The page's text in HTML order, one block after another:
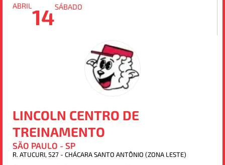
ABRIL 14SÁBADO
LINCOLN CENTRO DE
TREINAMENTO
SÃO PAULO - SP
R. ATUCURI, 527 - CHÁCARA SANTO ANTÔNIO (ZONA LESTE)